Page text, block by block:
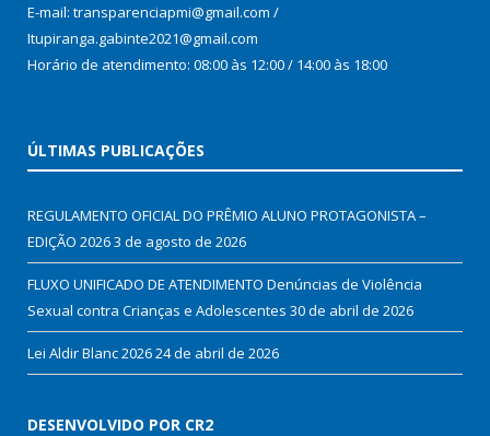
E-mail: transparenciapmi@gmail.com /
Itupiranga.gabinte2021@gmail.com
Horário de atendimento: 08:00 às 12:00 / 14:00 às 18:00
ÚLTIMAS PUBLICAÇÕES
REGULAMENTO OFICIAL DO PRÊMIO ALUNO PROTAGONISTA –
EDIÇÃO 20263 de agosto de 2026
FLUXO UNIFICADO DE ATENDIMENTO Denúncias de Violência
Sexual contra Crianças e Adolescentes 30 de abril de 2026
Lei Aldir Blanc 202624 de abril de 2026
DESENVOLVIDO POR CR2